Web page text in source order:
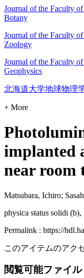
Journal of the Faculty
Botany
Journal of the Faculty
Zoology
Journal of the Faculty
Geophysics
北海道大学地球物理
+ More
implanted
near room
Matsubara, Ichiro;
physica status solidi
Permalink : https://
このアイテムのアク
閲覧可能ファイル